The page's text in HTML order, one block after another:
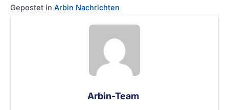
Gepostet in Arbin Nachrichten
Arbin-Team